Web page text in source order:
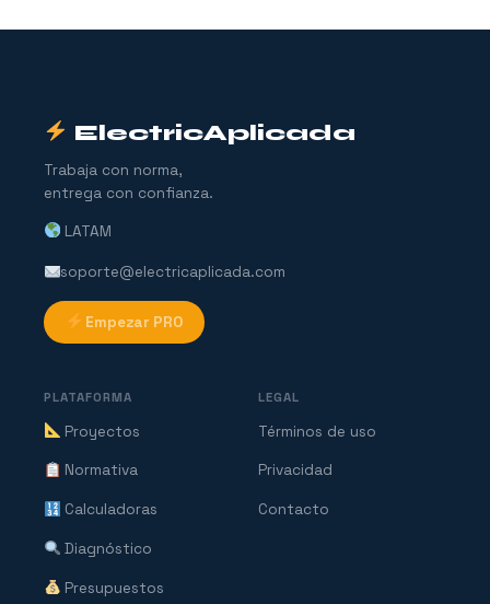
ElectricAplicada
Trabaja con norma,
entrega con confianza.
LATAM
soporte@electricaplicada.com
Empezar PRO
PLATAFORMA
Proyectos
Normativa
Calculadoras
Diagnóstico
Presupuestos
LEGAL
Términos de uso
Privacidad
Contacto